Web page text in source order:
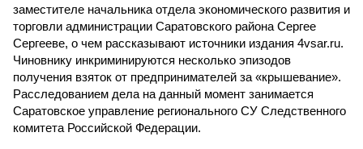
заместителе начальника отдела экономического развития и
торговли администрации Саратовского района Сергее
Сергееве, о чем рассказывают источники издания 4vsar.ru.
Чиновнику инкриминируются несколько эпизодов
получения взяток от предпринимателей за «крышевание».
Расследованием дела на данный момент занимается
Саратовское управление регионального СУ Следственного
комитета Российской Федерации.